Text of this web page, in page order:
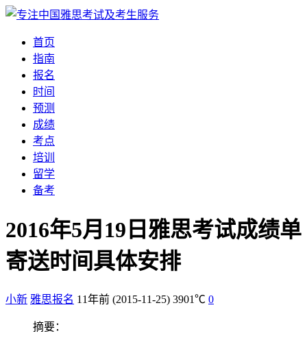
首页
指南
报名
时间
预测
成绩
考点
培训
留学
备考
2016年5月19日雅思考试成绩单
寄送时间具体安排
小新 雅思报名 11年前 (2015-11-25) 3901℃ 0
摘要：